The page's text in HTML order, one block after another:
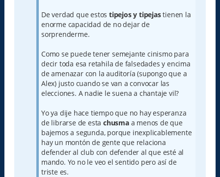
De verdad que estos tipejos y tipejastienen la
enorme capacidad de no dejar de
sorprenderme.
Como se puede tener semejante cinismo para
decir toda esa retahila de falsedades y encima
de amenazar con la auditoría (supongo que a
Alex) justo cuando se van a convocar las
elecciones. A nadie le suena a chantaje vil?
Yo ya dije hace tiempo que no hay esperanza
de librarse de esta chusmaa menos de que
bajemos a segunda, porque inexplicablemente
hay un montón de gente que relaciona
defender al club con defender al que esté al
mando. Yo no le veo el sentido pero así de
triste es.